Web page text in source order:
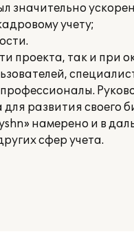
значительно
учету;
проекта, так и при
развития своего
намерено и в
сфер учета.